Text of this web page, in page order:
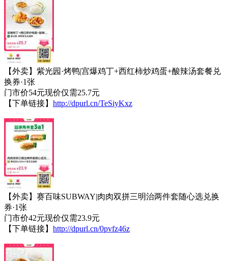
【外卖】紫光园·烤鸭|宫爆鸡丁+西红柿炒鸡蛋+酸辣汤套餐兑
换券·1张
门市价54元现价仅需25.7元
【下单链接】 http://dpurl.cn/TeSiyKxz
【外卖】赛百味SUBWAY|肉肉双拼三明治两件套随心选兑换
券·1张
门市价42元现价仅需23.9元
【下单链接】 http://dpurl.cn/0pvfz46z